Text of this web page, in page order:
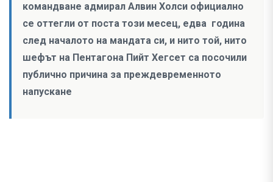
командване адмирал Алвин Холси официално
се оттегли от поста този месец, едва година
след началото на мандата си, и нито той, нито
шефът на Пентагона Пийт Хегсет са посочили
публично причина за преждевременното
напускане